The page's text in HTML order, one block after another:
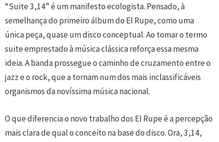
“Suite 3,14” é um manifesto ecologista. Pensado, à
semelhança do primeiro álbum do El Rupe, como uma
única peça, quase um disco conceptual. Ao tomar o termo
suite emprestado à música clássica reforça essa mesma
ideia. A banda prossegue o caminho de cruzamento entre o
jazz e o rock, que a tornam num dos mais inclassificáveis
organismos da novíssima música nacional.
O que diferencia o novo trabalho dos El Rupe é a percepção
mais clara de qual o conceito na base do disco. Ora, 3,14,